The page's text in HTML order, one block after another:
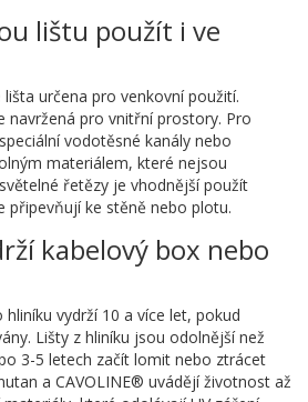
lištu použít i ve
určena pro venkovní použití.
navržená pro vnitřní prostory. Pro
vodotěsné kanály nebo
materiálem, které nejsou
řetězy je vhodnější použít
připevňují ke stěně nebo plotu.
kabelový box nebo
hliníku vydrží 10 a více let, pokud
Lišty z hliníku jsou odolnější než
3-5 letech začít lomit nebo ztrácet
a CAVOLINE® uvádějí životnost až